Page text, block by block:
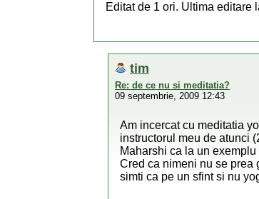
Editat de 1 ori. Ultima editare
tim
Re: de ce nu si meditatia?
09 septembrie, 2009 12:43
Am incercat cu meditatia
instructorul meu de atunci
Maharshi ca la un
Cred ca nimeni nu se prea
simti ca pe un sfint si nu